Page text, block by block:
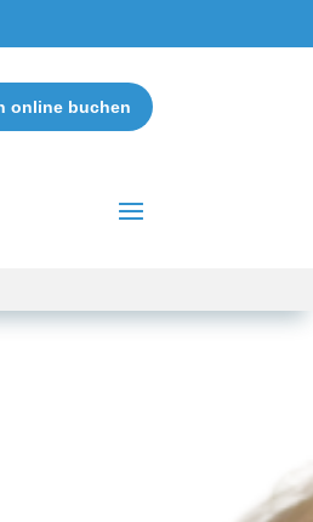
online buchen